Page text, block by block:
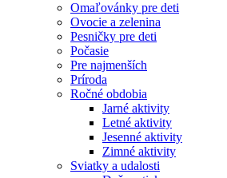
Omaľovánky pre deti
Ovocie a zelenina
Pesničky pre deti
Počasie
Pre najmenších
Príroda
Ročné obdobia
Jarné aktivity
Letné aktivity
Jesenné aktivity
Zimné aktivity
Sviatky a udalosti